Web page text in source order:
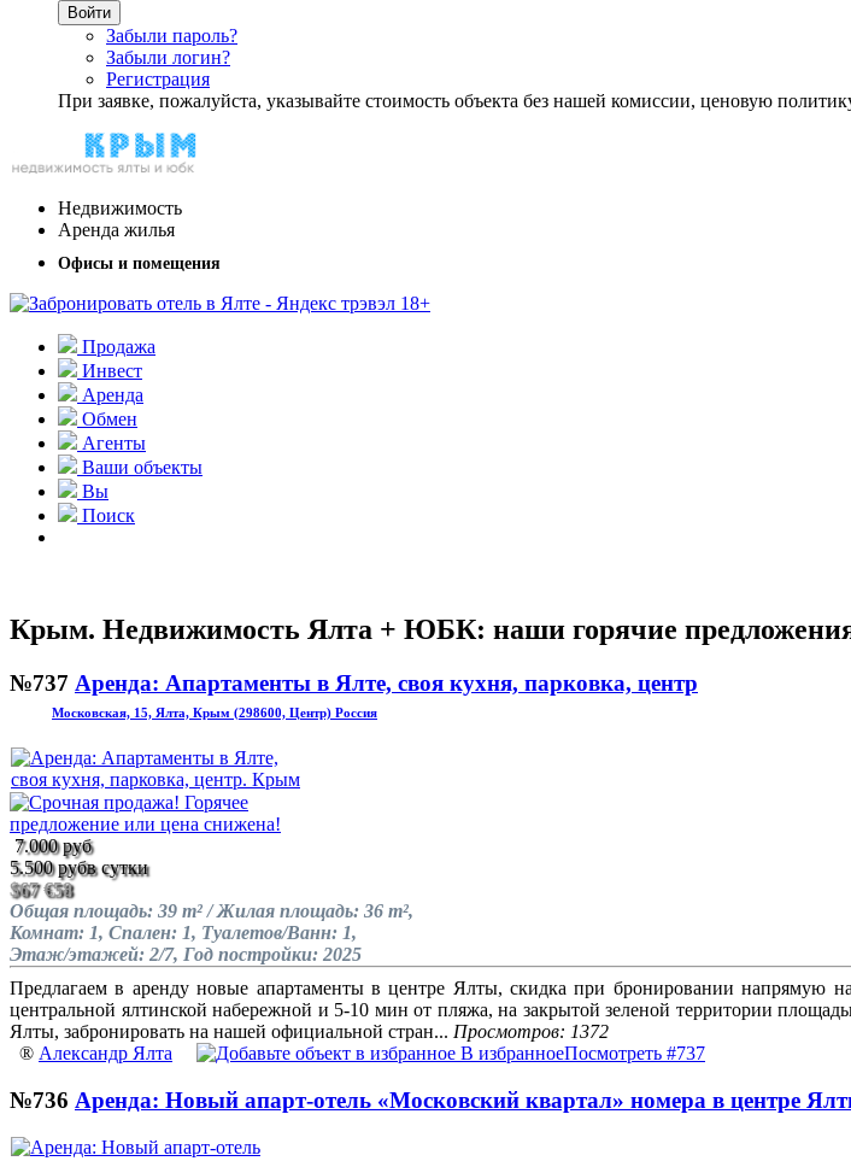
Войти
Забыли пароль?
Забыли логин?
Регистрация
При заявке, пожалуйста, указывайте стоимость объекта без нашей комиссии, ценовую
Недвижимость
Аренда жилья
Офисы и помещения
Продажа
Инвест
Аренда
Обмен
Агенты
Ваши объекты
Вы
Поиск
Крым. Недвижимость Ялта + ЮБК: наши горячие
№737 Аренда: Апартаменты в Ялте, своя кухня, парковка, центр
Московская, 15, Ялта, Крым (298600, Центр) Россия
7.000 руб
5.500 рубв сутки
$67 €58
Общая площадь: 39 m² / Жилая площадь: 36 m²,
Комнат: 1, Спален: 1, Туалетов/Ванн: 1,
Этаж/этажей: 2/7, Год постройки: 2025
Предлагаем в аренду новые апартаменты в центре Ялты, скидка при бронировании напрямую
центральной ялтинской набережной и 5-10 мин от пляжа, на закрытой зеленой территории
Ялты, забронировать на нашей официальной стран... Просмотров: 1372
® Александр Ялта В избранноеПосмотреть #737
№736 Аренда: Новый апарт-отель «Московский квартал» номера в центре